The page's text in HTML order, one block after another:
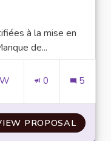
à la mise en
de...
0 5
PROPOSALCRÉER